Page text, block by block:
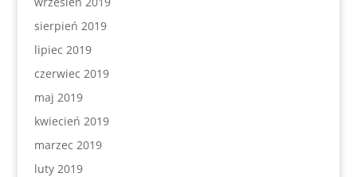
sierpień 2019
lipiec 2019
czerwiec 2019
maj 2019
kwiecień 2019
marzec 2019
luty 2019